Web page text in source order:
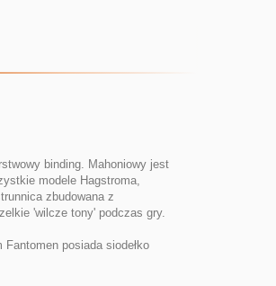
binding. Mahoniowy jest
modele Hagstroma,
zbudowana z
'wilcze tony' podczas gry.
posiada siodełko